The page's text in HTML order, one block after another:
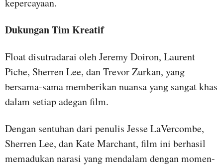
kepercayaan.
Dukungan Tim Kreatif
Float disutradarai oleh Jeremy Doiron, Laurent
Piche, Sherren Lee, dan Trevor Zurkan, yang
bersama-sama memberikan nuansa yang sangat khas
dalam setiap adegan film.
Dengan sentuhan dari penulis Jesse LaVercombe,
Sherren Lee, dan Kate Marchant, film ini berhasil
memadukan narasi yang mendalam dengan momen-